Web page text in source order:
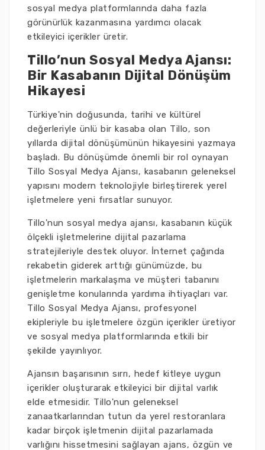
sosyal medya platformlarında daha fazla
görünürlük kazanmasına yardımcı olacak
etkileyici içerikler üretir.
Tillo’nun Sosyal Medya Ajansı:
Bir Kasabanın Dijital Dönüşüm
Hikayesi
Türkiye'nin doğusunda, tarihi ve kültürel
değerleriyle ünlü bir kasaba olan Tillo, son
yıllarda dijital dönüşümünün hikayesini yazmaya
başladı. Bu dönüşümde önemli bir rol oynayan
Tillo Sosyal Medya Ajansı, kasabanın geleneksel
yapısını modern teknolojiyle birleştirerek yerel
işletmelere yeni fırsatlar sunuyor.
Tillo'nun sosyal medya ajansı, kasabanın küçük
ölçekli işletmelerine dijital pazarlama
stratejileriyle destek oluyor. İnternet çağında
rekabetin giderek arttığı günümüzde, bu
işletmelerin markalaşma ve müşteri tabanını
genişletme konularında yardıma ihtiyaçları var.
Tillo Sosyal Medya Ajansı, profesyonel
ekipleriyle bu işletmelere özgün içerikler üretiyor
ve sosyal medya platformlarında etkili bir
şekilde yayınlıyor.
Ajansın başarısının sırrı, hedef kitleye uygun
içerikler oluşturarak etkileyici bir dijital varlık
elde etmesidir. Tillo'nun geleneksel
zanaatkarlarından tutun da yerel restoranlara
kadar birçok işletmenin dijital pazarlamada
varlığını hissetmesini sağlayan ajans, özgün ve